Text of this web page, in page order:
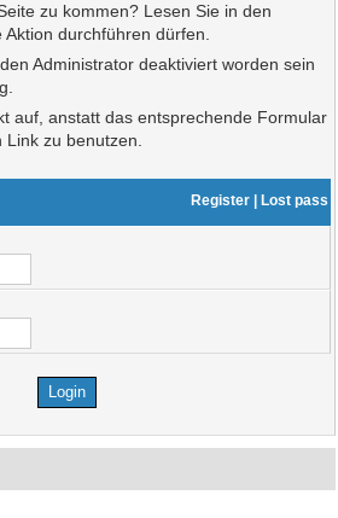
zu kommen? Lesen Sie in den
durchführen dürfen.
Administrator deaktiviert worden sein
auf, anstatt das entsprechende Formular
zu benutzen.
Register| Lost pass